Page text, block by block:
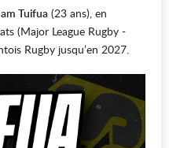
Tuifua (23 ans), en
(Major League Rugby -
Rugby jusqu’en 2027.